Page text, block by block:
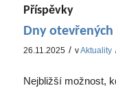
Příspěvky
Dny
26.11.2025 / vAktuality
Nejbližší možnost,